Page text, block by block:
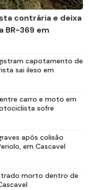
contrária e deixa
BR-369 em
capotamento de
sai ileso em
carro e moto em
sofre
após colisão
em Cascavel
morto dentro de